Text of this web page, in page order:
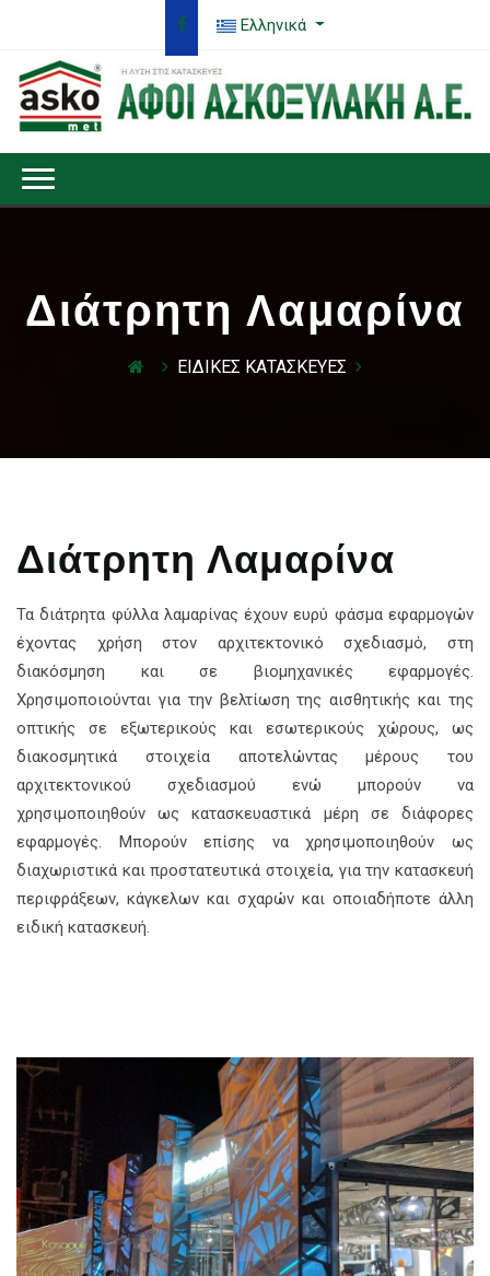
Ελληνικά
Διάτρητη Λαμαρίνα
ΕΙΔΙΚΕΣ ΚΑΤΑΣΚΕΥΕΣ
Διάτρητη Λαμαρίνα
Τα διάτρητα φύλλα λαμαρίνας έχουν ευρύ φάσμα εφαρμογών
έχοντας χρήση στον αρχιτεκτονικό σχεδιασμό, στη
διακόσμηση και σε βιομηχανικές εφαρμογές.
Χρησιμοποιούνται για την βελτίωση της αισθητικής και της
οπτικής σε εξωτερικούς και εσωτερικούς χώρους, ως
διακοσμητικά στοιχεία αποτελώντας μέρους του
αρχιτεκτονικού σχεδιασμού ενώ μπορούν να
χρησιμοποιηθούν ως κατασκευαστικά μέρη σε διάφορες
εφαρμογές. Μπορούν επίσης να χρησιμοποιηθούν ως
διαχωριστικά και προστατευτικά στοιχεία, για την κατασκευή
περιφράξεων, κάγκελων και σχαρών και οποιαδήποτε άλλη
ειδική κατασκευή.